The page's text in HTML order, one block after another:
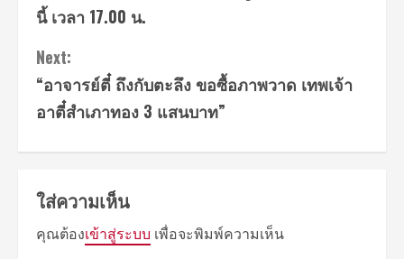
นี้ เวลา 17.00 น.
Next:
“อาจารย์ตี๋ ถึงกับตะลึง ขอซื้อภาพวาด เทพเจ้า
อาตี๋สำเภาทอง 3 แสนบาท”
ใส่ความเห็น
คุณต้องเข้าสู่ระบบ เพื่อจะพิมพ์ความเห็น